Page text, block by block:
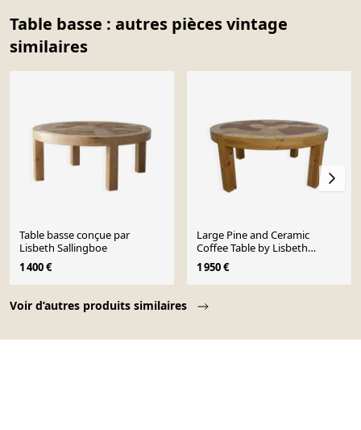
Table basse : autres pièces vintage
similaires
Voir d’autres produits similaires
Table basse conçue par
Lisbeth Sallingboe
1 400 €
Large Pine and Ceramic
Coffee Table by Lisbeth
Sallingboe for Sallingboe,
Denmark, 1970s
1 950 €